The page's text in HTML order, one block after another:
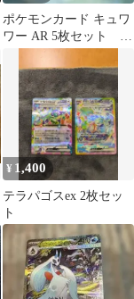
ポケモンカード キュワ
ワー AR 5枚セット キ
¥ 1,400
テラパゴスex 2枚セッ
ト